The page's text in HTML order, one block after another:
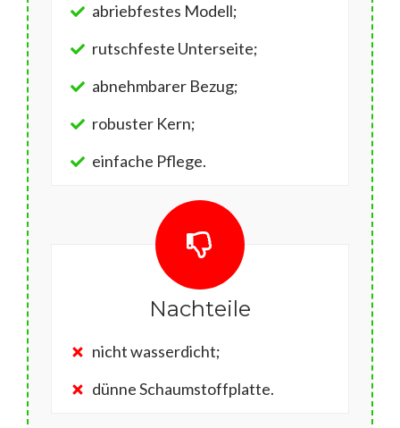
abriebfestes Modell;
rutschfeste Unterseite;
abnehmbarer Bezug;
robuster Kern;
einfache Pflege.
Nachteile
nicht wasserdicht;
dünne Schaumstoffplatte.